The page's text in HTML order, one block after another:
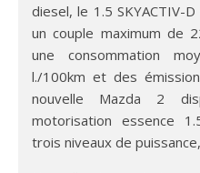
diesel, le 1.5 SKYACTIV-
un couple maximum de
une consommation
l./100km et des
nouvelle Mazda 2
motorisation essence
trois niveaux de